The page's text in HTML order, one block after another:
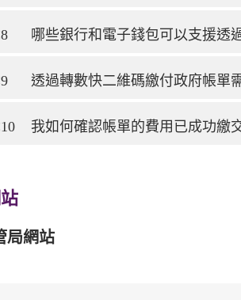
哪些銀行和電子錢包可以支援透
透過轉數快二維碼繳付政府帳單
我如何確認帳單的費用已成功繳
局網站